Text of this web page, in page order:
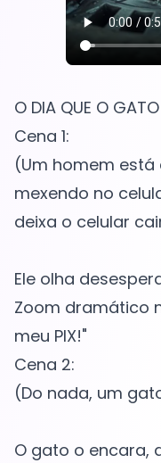
O DIA QUE O
Cena 1:
(Um homem
mexendo no
deixa o celular
Ele olha
Zoom dramático
meu PIX!"
Cena 2:
(Do nada, um
O gato o encara,